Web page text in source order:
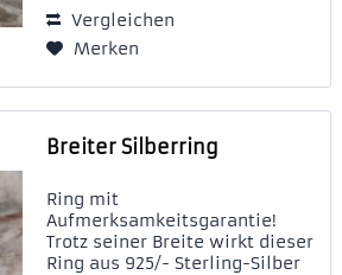
Vergleichen
Merken
Breiter Silberring
Ring mit
Aufmerksamkeitsgarantie!
Trotz seiner Breite wirkt dieser
Ring aus 925/- Sterling-Silber